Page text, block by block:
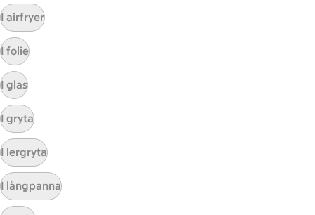
Sidfot
Kundservice
Kontakta oss
I airfryer
I folie
I glas
I gryta
I lergryta
I långpanna